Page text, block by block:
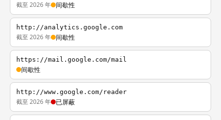
截至 2026 年 间歇性
http://analytics.google.com
截至 2026 年 间歇性
https://mail.google.com/mail
间歇性
http://www.google.com/reader
截至 2026 年 已屏蔽